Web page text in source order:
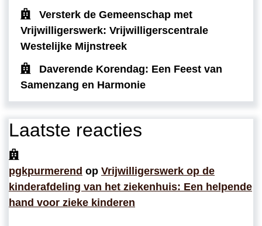
Versterk de Gemeenschap met
Vrijwilligerswerk: Vrijwilligerscentrale
Westelijke Mijnstreek
Daverende Korendag: Een Feest van
Samenzang en Harmonie
Laatste reacties
pgkpurmerend op Vrijwilligerswerk op de
kinderafdeling van het ziekenhuis: Een helpende
hand voor zieke kinderen